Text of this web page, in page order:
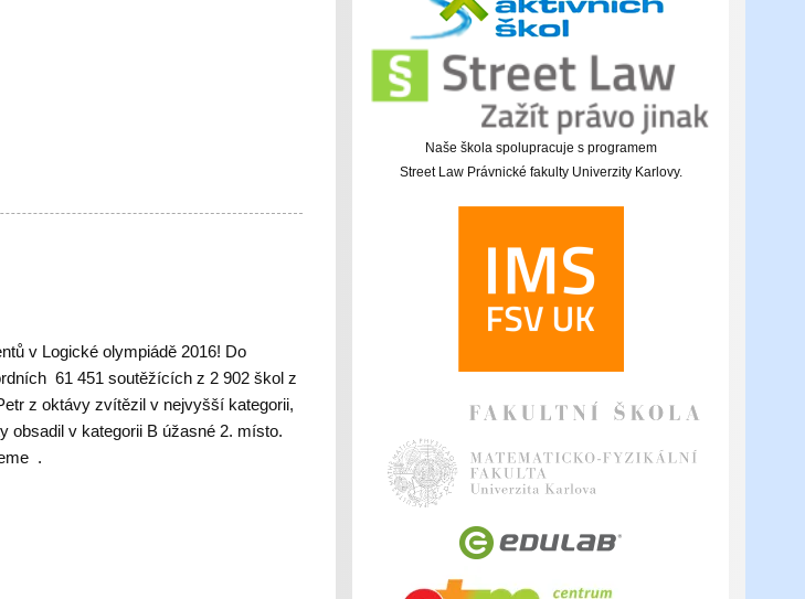
v Logické olympiádě 2016! Do
61 451 soutěžících z 2 902 škol z
z oktávy zvítězil v nejvyšší kategorii,
obsadil v kategorii B úžasné 2. místo.
.
Naše škola spolupracuje s programem
Street Law Právnické fakulty Univerzity Karlovy.